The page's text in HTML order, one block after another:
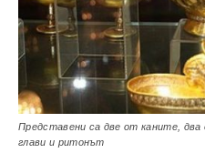
Представени са две от каните,
глави и ритонът